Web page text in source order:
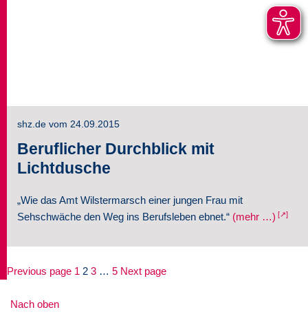
shz.de vom 24.09.2015
Beruflicher Durchblick mit
Lichtdusche
„Wie das Amt Wilstermarsch einer jungen Frau mit
Sehschwäche den Weg ins Berufsleben ebnet.“ (mehr …)
SEITENNUMMERIERUNG
BEITRÄGE
Previous page Page
1 Page
2 Page
3 … Page
5 Next page
Nach oben